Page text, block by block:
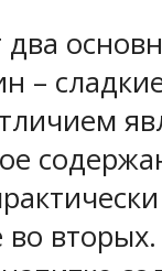
два
–
во